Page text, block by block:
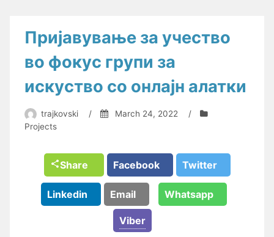
Пријавување за учество
во фокус групи за
искуство со онлајн алатки
trajkovski / March 24, 2022
/
Projects
Share Facebook Twitter
Linkedin Email Whatsapp
Viber